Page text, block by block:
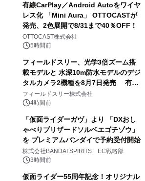
有線CarPlay／Android Autoをワイヤ
レス化 「Mini Aura」 OTTOCASTが
発売、2色展開で8/31まで40％OFF！
OTTOCAST株式会社
5時間前
フィールドスリー、光学3倍ズーム搭
載モデルと 水深10m防水モデルのデジ
タルカメラ2機種を8月7日発売 有効
約1300万画素、用途別に選べるコンデ
ジ新登場
フィールドスリー株式会社
4時間前
「仮面ライダーガヴ」より 「DXおし
ゃべりブリザードソルベエゴチゾウ」
を プレミアムバンダイで予約受付開始
株式会社BANDAI SPIRITS EC戦略部
3時間前
仮面ライダー55周年記念！オリジナル